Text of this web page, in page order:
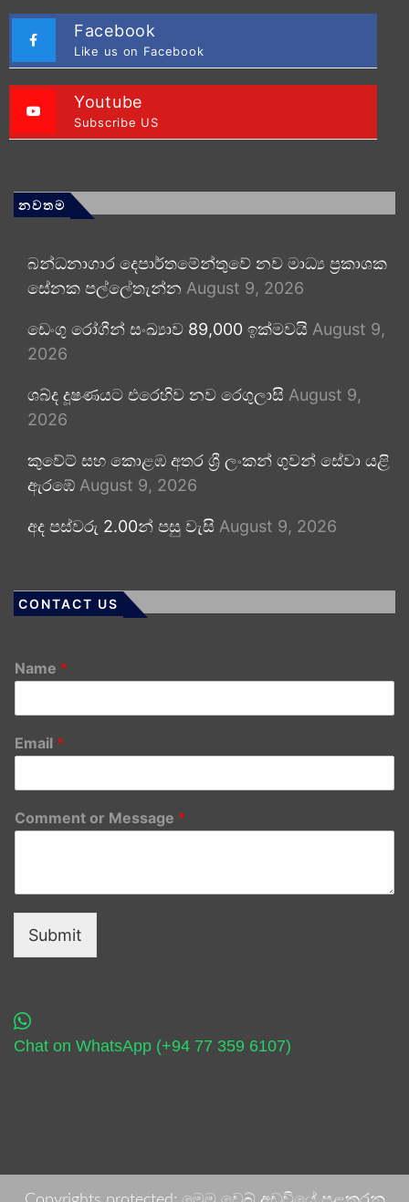
Facebook
Like us on Facebook
Youtube
Subscribe US
නවතම
බන්ධනාගාර දෙපාර්තමේන්තුවේ නව මාධ්‍ය ප්‍රකාශක
සේනක පල්ලේතැන්න August 9, 2026
ඩෙංගු රෝගීන් සංඛ්‍යාව 89,000 ඉක්මවයි August 9,
2026
ශබ්ද දූෂණයට එරෙහිව නව රෙගුලාසි August 9,
2026
කුවේට් සහ කොළඹ අතර ශ්‍රී ලංකන් ගුවන් සේවා යළි
ඇරඹේ August 9, 2026
අද පස්වරු 2.00න් පසු වැසි August 9, 2026
CONTACT US
Name *
Email *
Comment or Message *
Submit
Chat on WhatsApp (+94 77 359 6107)